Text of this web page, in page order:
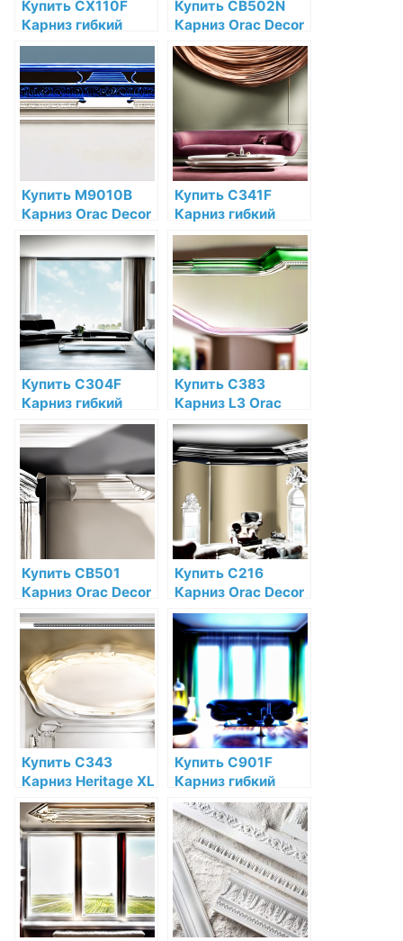
Купить CX110F
Карниз гибкий
Orac Decor
Полиуретан Orac
Decor по низкой
цене в интернет-
магазине
Купить CB502N
Карниз Orac Decor
Дюрофом Orac
Decor по низкой
цене в интернет-
Купить M9010B
Карниз Orac Decor
Полиуретан по
низкой цене в
интернет-
магазине
Купить C341F
Карниз гибкий
Heritage M Orac
Decor Полиуретан
Orac Decor по
низкой цене в
интернет-
магазине
Купить C304F
Карниз гибкий
Orac Decor
Полиуретан Orac
Decor по низкой
цене в интернет-
магазине
Купить C383
Карниз L3 Orac
Decor Полиуретан
по низкой цене в
интернет-
Купить CB501
Карниз Orac Decor
Дюрофом Orac
Decor по низкой
цене в интернет-
магазине
Купить C216
Карниз Orac Decor
Полиуретан Orac
Decor по низкой
цене в интернет-
магазине
Купить C343
Карниз Heritage XL
Orac Decor
Полиуретан Orac
Decor по низкой
цене в интернет-
магазине
Купить C901F
Карниз гибкий
Orac Decor Orac
Decor по низкой
цене в интернет-
магазине